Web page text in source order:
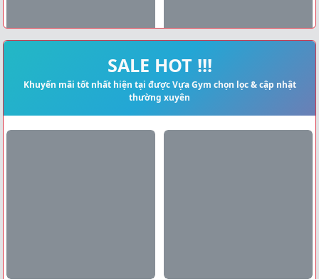
SALE HOT !!!
Khuyến mãi tốt nhất hiện tại được Vựa Gym chọn lọc & cập nhật
thường xuyên